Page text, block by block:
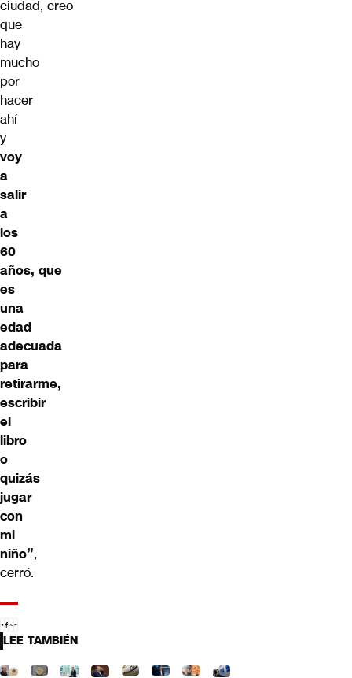
ciudad, creo
que
hay
mucho
por
hacer
ahí
y
voy
a
salir
a
los
60
años, que
es
una
edad
adecuada
para
retirarme,
escribir
el
libro
o
quizás
jugar
con
mi
niño”,
cerró.
LEE TAMBIÉN